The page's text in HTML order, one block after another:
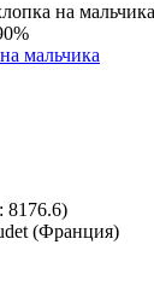
на
мальчика
8176.6)
(Франция)